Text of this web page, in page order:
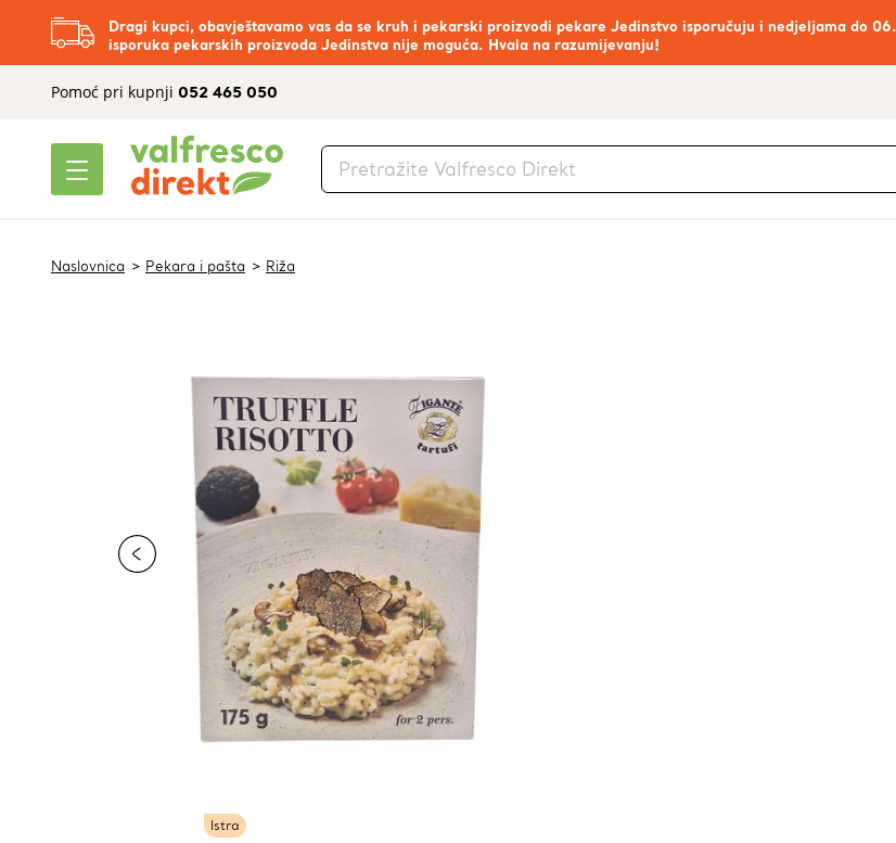
Dragi kupci, obavještavamo vas da se kruh i pekarski proizvodi pekare Jedinstvo isporučuju i nedjeljama do
isporuka pekarskih proizvoda Jedinstva nije moguća. Hvala na razumijevanju!
Pomoć pri kupnji 052 465 050
Naslovnica Pekara i pašta Riža
Istra